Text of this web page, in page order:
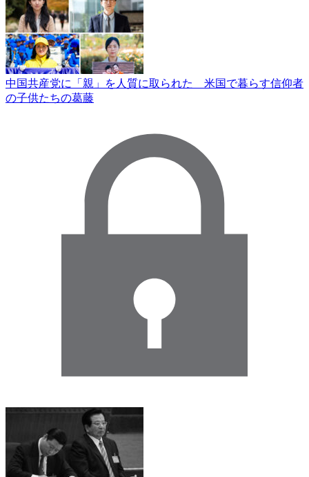
中国共産党に「親」を人質に取られた 米国で暮らす信仰者
の子供たちの葛藤